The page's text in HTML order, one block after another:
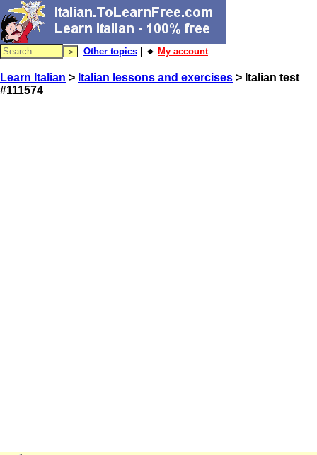
Other topics | 🔸 My account
Learn Italian > Italian lessons and exercises > Italian test
#111574